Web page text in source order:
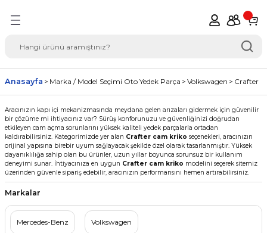
Seçimi Oto Yedek
Anasayfa Marka / Model Seçimi Oto Yedek Parça Volkswagen Crafter
Aracınızın kapı içi mekanizmasında meydana gelen arızaları gidermek için güvenilir
bir çözüme mi ihtiyacınız var? Sürüş konforunuzu ve güvenliğinizi doğrudan
etkileyen cam açma sorunlarını yüksek kaliteli yedek parçalarla ortadan
kaldırabilirsiniz. Kategorimizde yer alan Crafter cam kriko seçenekleri, aracınızın
orijinal yapısına birebir uyum sağlayacak şekilde özel olarak tasarlanmıştır. Yüksek
dayanıklılığa sahip olan bu ürünler, uzun yıllar boyunca sorunsuz bir kullanım
deneyimi sunar. İhtiyacınıza en uygun Crafter cam kriko modelini seçerek sitemiz
üzerinden güvenle sipariş edebilir, aracınızın performansını hemen artırabilirsiniz.
Markalar
Mercedes-Benz Volkswagen